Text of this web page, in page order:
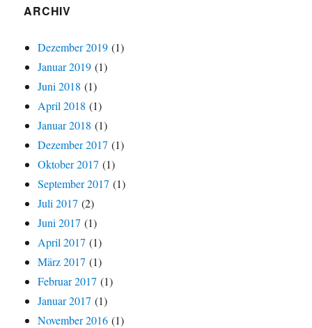
ARCHIV
Dezember 2019 (1)
Januar 2019 (1)
Juni 2018 (1)
April 2018 (1)
Januar 2018 (1)
Dezember 2017 (1)
Oktober 2017 (1)
September 2017 (1)
Juli 2017 (2)
Juni 2017 (1)
April 2017 (1)
März 2017 (1)
Februar 2017 (1)
Januar 2017 (1)
November 2016 (1)